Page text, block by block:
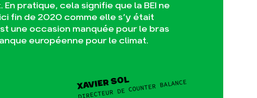
pratique, cela signifie que la BEI ne
fin de 2020 comme elle s’y était
une occasion manquée pour le bras
européenne pour le climat.
XAVIER SOL
DIRECTEUR DE COUNTER BALANCE